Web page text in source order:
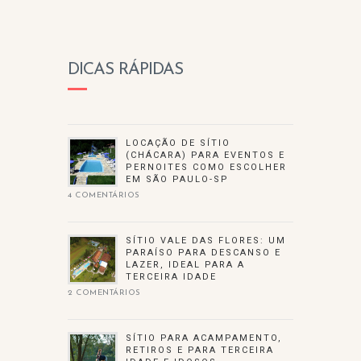
DICAS RÁPIDAS
LOCAÇÃO DE SÍTIO
(CHÁCARA) PARA EVENTOS E
PERNOITES COMO ESCOLHER
EM SÃO PAULO-SP
4 COMENTÁRIOS
SÍTIO VALE DAS FLORES: UM
PARAÍSO PARA DESCANSO E
LAZER, IDEAL PARA A
TERCEIRA IDADE
2 COMENTÁRIOS
SÍTIO PARA ACAMPAMENTO,
RETIROS E PARA TERCEIRA